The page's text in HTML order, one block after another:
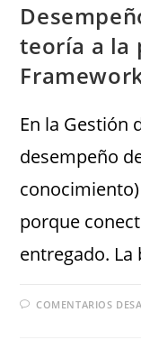
teoría a la
En la Gestión
desempeño
porque
entregado. La
COMENTARIOS